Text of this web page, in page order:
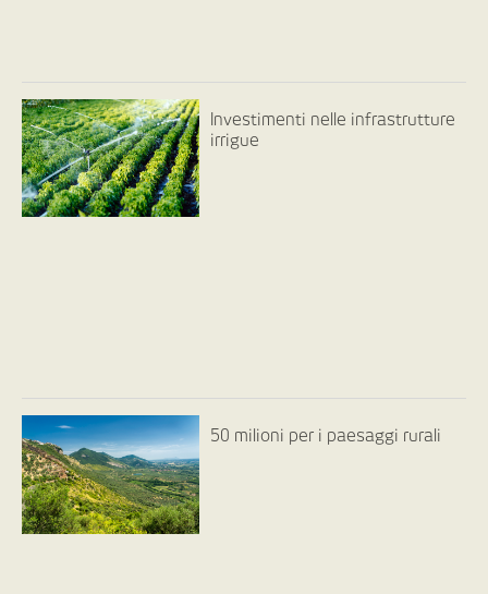
Investimenti nelle infrastrutture
irrigue
50 milioni per i paesaggi rurali